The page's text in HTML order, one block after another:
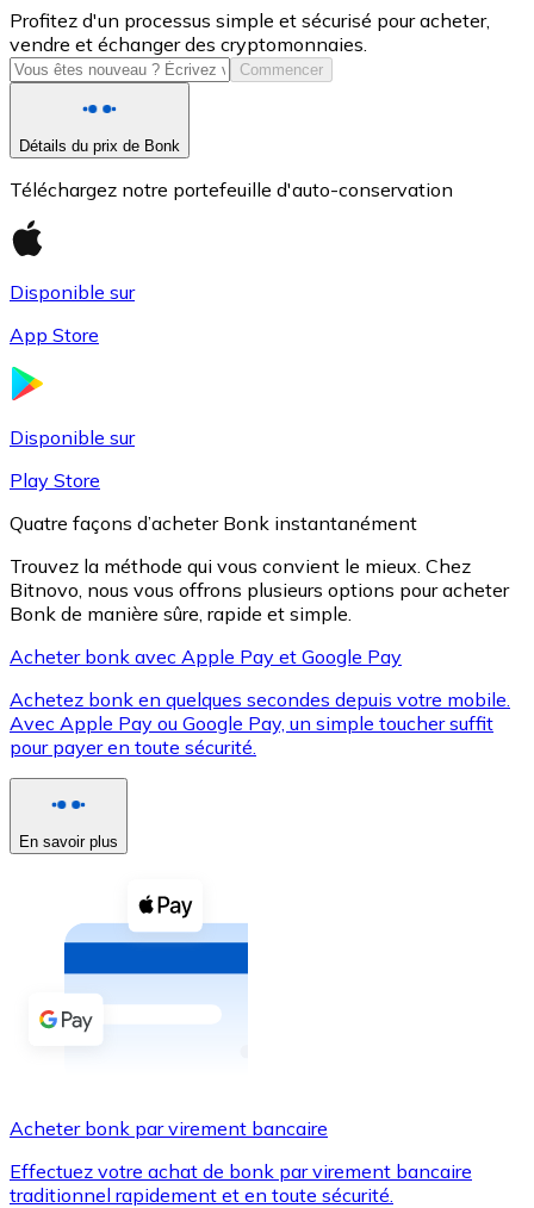
USD Coin
USDC
XRP
XRP
Voir toutes
Coupons crypto
Achetez des cryptomonnaies en espèces et d'autres
Acheter avec espèces
Virement SEPA
Utilisez les cartes Visa et Mastercard pour acheter
Profitez d'un processus simple et sécurisé pour acheter,
vendre et échanger des cryptomonnaies.
Commencer
Détails du prix de Bonk
Téléchargez notre portefeuille d'auto-conservation
Disponible sur
App Store
Disponible sur
Play Store
Quatre façons d’acheter Bonk instantanément
Trouvez la méthode qui vous convient le mieux. Chez
Bitnovo, nous vous offrons plusieurs options pour acheter
Bonk de manière sûre, rapide et simple.
Acheter bonk avec Apple Pay et Google Pay
Achetez bonk en quelques secondes depuis votre mobile.
Avec Apple Pay ou Google Pay, un simple toucher suffit
pour payer en toute sécurité.
En savoir plus
Acheter bonk par virement bancaire
Effectuez votre achat de bonk par virement bancaire
traditionnel rapidement et en toute sécurité.